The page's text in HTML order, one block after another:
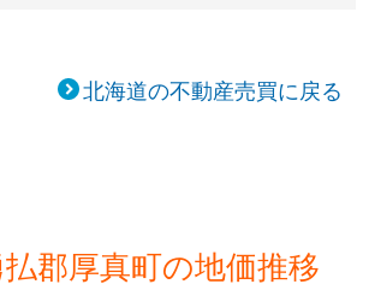
北海道の不動産売買に戻る
郡厚真町の地価推移